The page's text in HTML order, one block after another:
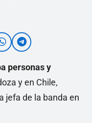
personas y
y en Chile,
jefa de la banda en